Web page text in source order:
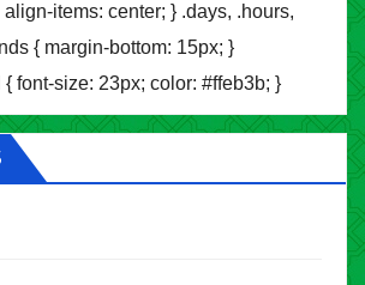
items: center; } .days, .hours,
{ margin-bottom: 15px; }
font-size: 23px; color: #ffeb3b; }